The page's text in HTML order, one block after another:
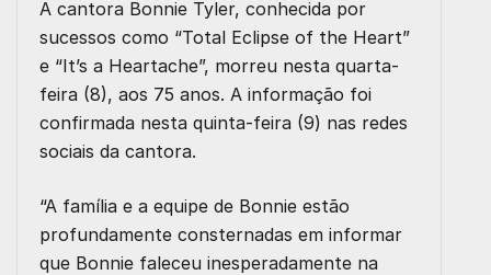
A cantora Bonnie Tyler, conhecida por
sucessos como “Total Eclipse of the Heart”
e “It’s a Heartache”, morreu nesta quarta-
feira (8), aos 75 anos. A informação foi
confirmada nesta quinta-feira (9) nas redes
sociais da cantora.
“A família e a equipe de Bonnie estão
profundamente consternadas em informar
que Bonnie faleceu inesperadamente na